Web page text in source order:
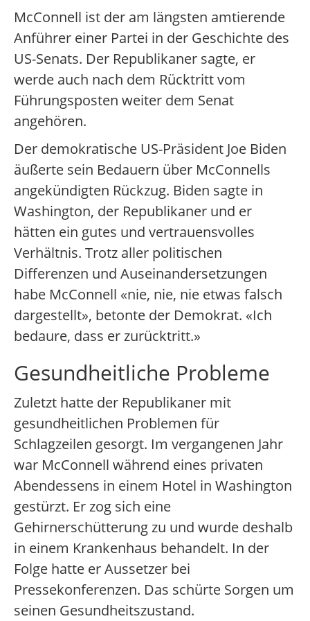
McConnell ist der am längsten amtierende
Anführer einer Partei in der Geschichte des
US-Senats. Der Republikaner sagte, er
werde auch nach dem Rücktritt vom
Führungsposten weiter dem Senat
angehören.
Der demokratische US-Präsident Joe Biden
äußerte sein Bedauern über McConnells
angekündigten Rückzug. Biden sagte in
Washington, der Republikaner und er
hätten ein gutes und vertrauensvolles
Verhältnis. Trotz aller politischen
Differenzen und Auseinandersetzungen
habe McConnell «nie, nie, nie etwas falsch
dargestellt», betonte der Demokrat. «Ich
bedaure, dass er zurücktritt.»
Gesundheitliche Probleme
Zuletzt hatte der Republikaner mit
gesundheitlichen Problemen für
Schlagzeilen gesorgt. Im vergangenen Jahr
war McConnell während eines privaten
Abendessens in einem Hotel in Washington
gestürzt. Er zog sich eine
Gehirnerschütterung zu und wurde deshalb
in einem Krankenhaus behandelt. In der
Folge hatte er Aussetzer bei
Pressekonferenzen. Das schürte Sorgen um
seinen Gesundheitszustand.